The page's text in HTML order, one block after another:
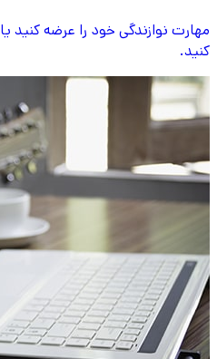
مهارت نوازندگی خود را عرضه کنید
کنید.